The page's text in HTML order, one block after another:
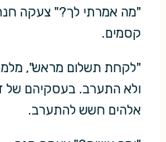
"מה אמרתי לך?" צעקה
קסמים.
"לקחת תשלום מראש",
ולא התערב. בעסקיהם של
אלהים חשש להתערב.